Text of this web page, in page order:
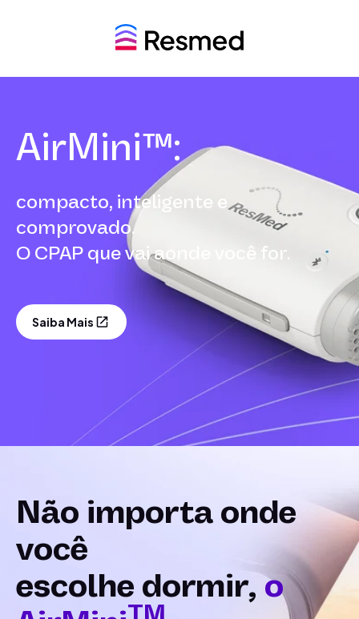
AirMini™:
compacto, inteligente e
comprovado.
O CPAP que vai aonde você for.
Saiba Mais
Não importa onde
você
escolhe dormir,o